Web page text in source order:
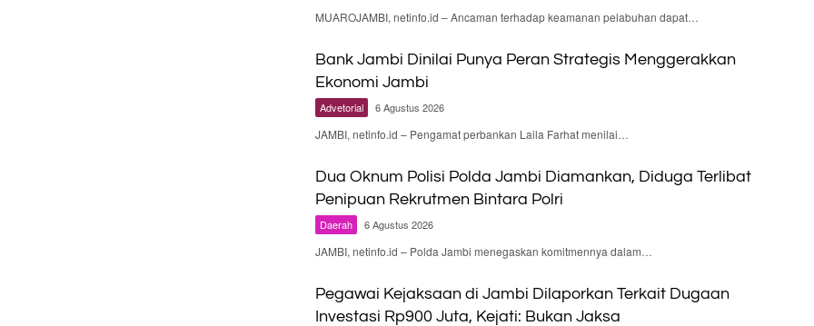
MUAROJAMBI, netinfo.id – Ancaman terhadap keamanan pelabuhan dapat…
Bank Jambi Dinilai Punya Peran Strategis Menggerakkan
Ekonomi Jambi
Advetorial 6 Agustus 2026
JAMBI, netinfo.id – Pengamat perbankan Laila Farhat menilai…
Dua Oknum Polisi Polda Jambi Diamankan, Diduga Terlibat
Penipuan Rekrutmen Bintara Polri
Daerah 6 Agustus 2026
JAMBI, netinfo.id – Polda Jambi menegaskan komitmennya dalam…
Pegawai Kejaksaan di Jambi Dilaporkan Terkait Dugaan
Investasi Rp900 Juta, Kejati: Bukan Jaksa